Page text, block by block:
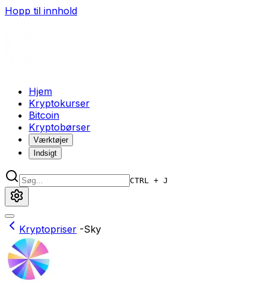
Hopp til innhold
Hjem
Kryptokurser
Bitcoin
Kryptobørser
Værktøjer
Indsigt
CTRL + J
Kryptopriser -Sky